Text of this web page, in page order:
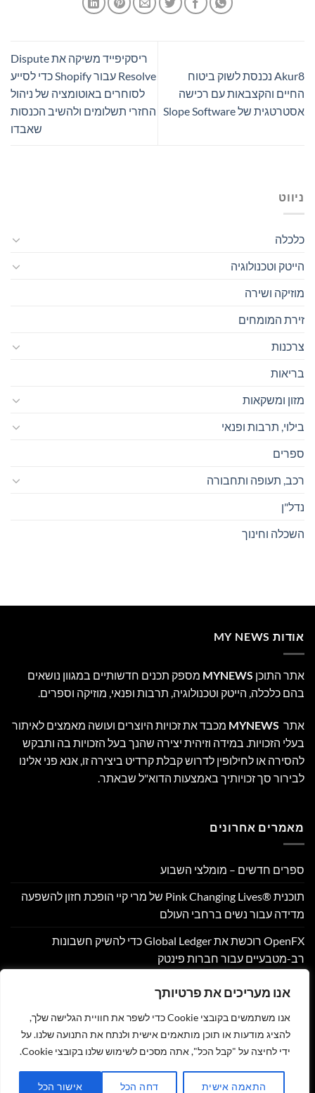
אנו מעריכים את פרטיותך
אנו משתמשים בקובצי Cookie כדי לשפר את חוויית הגלישה שלך,
להציג מודעות או תוכן מותאמים אישית ולנתח את התנועה שלנו. על
ידי לחיצה על "קבל הכל", אתה מסכים לשימוש שלנו בקובצי Cookie.
התאמה אישית דחה הכל אישור הכל
Akur8 נכנסת לשוק ביטוח
החיים והקצבאות עם רכישה
אסטרטגית של Slope Software
ריסקיפייד משיקה את Dispute
Resolve עבור Shopify כדי לסייע
לסוחרים באוטומציה של ניהול
החזרי תשלומים ולהשיב הכנסות
שאבדו
ניווט
כלכלה
הייטק וטכנולוגיה
מוזיקה ושירה
זירת המומחים
צרכנות
בריאות
מזון ומשקאות
בילוי, תרבות ופנאי
ספרים
רכב, תעופה ותחבורה
נדל"ן
השכלה וחינוך
אודות MY NEWS
אתר התוכן MYNEWS מספק תכנים חדשותיים במגוון נושאים
בהם כלכלה, הייטק וטכנולוגיה, תרבות ופנאי, מוזיקה וספרים.
אתר MYNEWS מכבד את זכויות היוצרים ועושה מאמצים לאיתור
בעלי הזכויות. במידה וזיהית יצירה שהנך בעל הזכויות בה ותבקש
להסירה או לחילופין לדרוש קבלת קרדיט ביצירה זו, אנא פני אלינו
לבירור סך זכויותיך באמצעות הדוא"ל שבאתר.
מאמרים אחרונים
ספרים חדשים – מומלצי השבוע
תוכנית Pink Changing Lives®‎ של מרי קיי הופכת חזון להשפעה
מדידה עבור נשים ברחבי העולם
OpenFX רוכשת את Global Ledger כדי להשיק חשבונות
רב-מטבעיים עבור חברות פינטק
PU Prime מרחיבה את המסחר בזהב עם השקת XAUUSD247